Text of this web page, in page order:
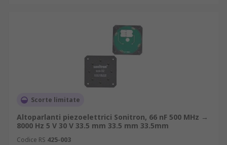
Scorte limitate
Altoparlanti piezoelettrici Sonitron, 66 nF 500 MHz →
8000 Hz 5 V 30 V 33.5 mm 33.5 mm 33.5mm
Codice RS 425-003